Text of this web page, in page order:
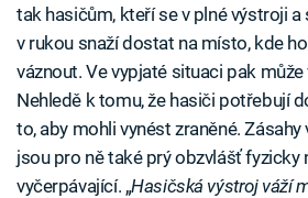
tak hasičům, kteří se v plné výstroji
v rukou snaží dostat na místo, kde
váznout. Ve vypjaté situaci pak
Nehledě k tomu, že hasiči potřebují
to, aby mohli vynést zraněné.
jsou pro ně také prý obzvlášť fyzicky
vyčerpávající. „Hasičská výstroj váží